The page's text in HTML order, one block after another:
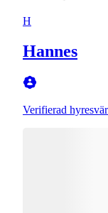
H
Hannes
Verifierad